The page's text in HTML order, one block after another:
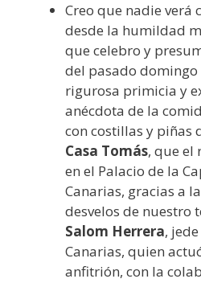
Creo que nadie verá
desde la humildad
que celebro y
del pasado
rigurosa primicia y
anécdota de la
con costillas y piñas
Casa Tomás, que el
en el Palacio de la
Canarias, gracias a
desvelos de nuestro
Salom Herrera,
Canarias, quien
anfitrión, con la